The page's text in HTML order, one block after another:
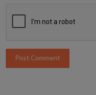
Post Comment